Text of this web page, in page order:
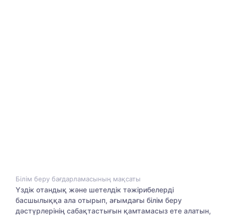
Білім беру бағдарламасының мақсаты
Үздік отандық және шетелдік тәжірибелерді
басшылыққа ала отырып, ағымдағы білім беру
дәстүрлерінің сабақтастығын қамтамасыз ете алатын,